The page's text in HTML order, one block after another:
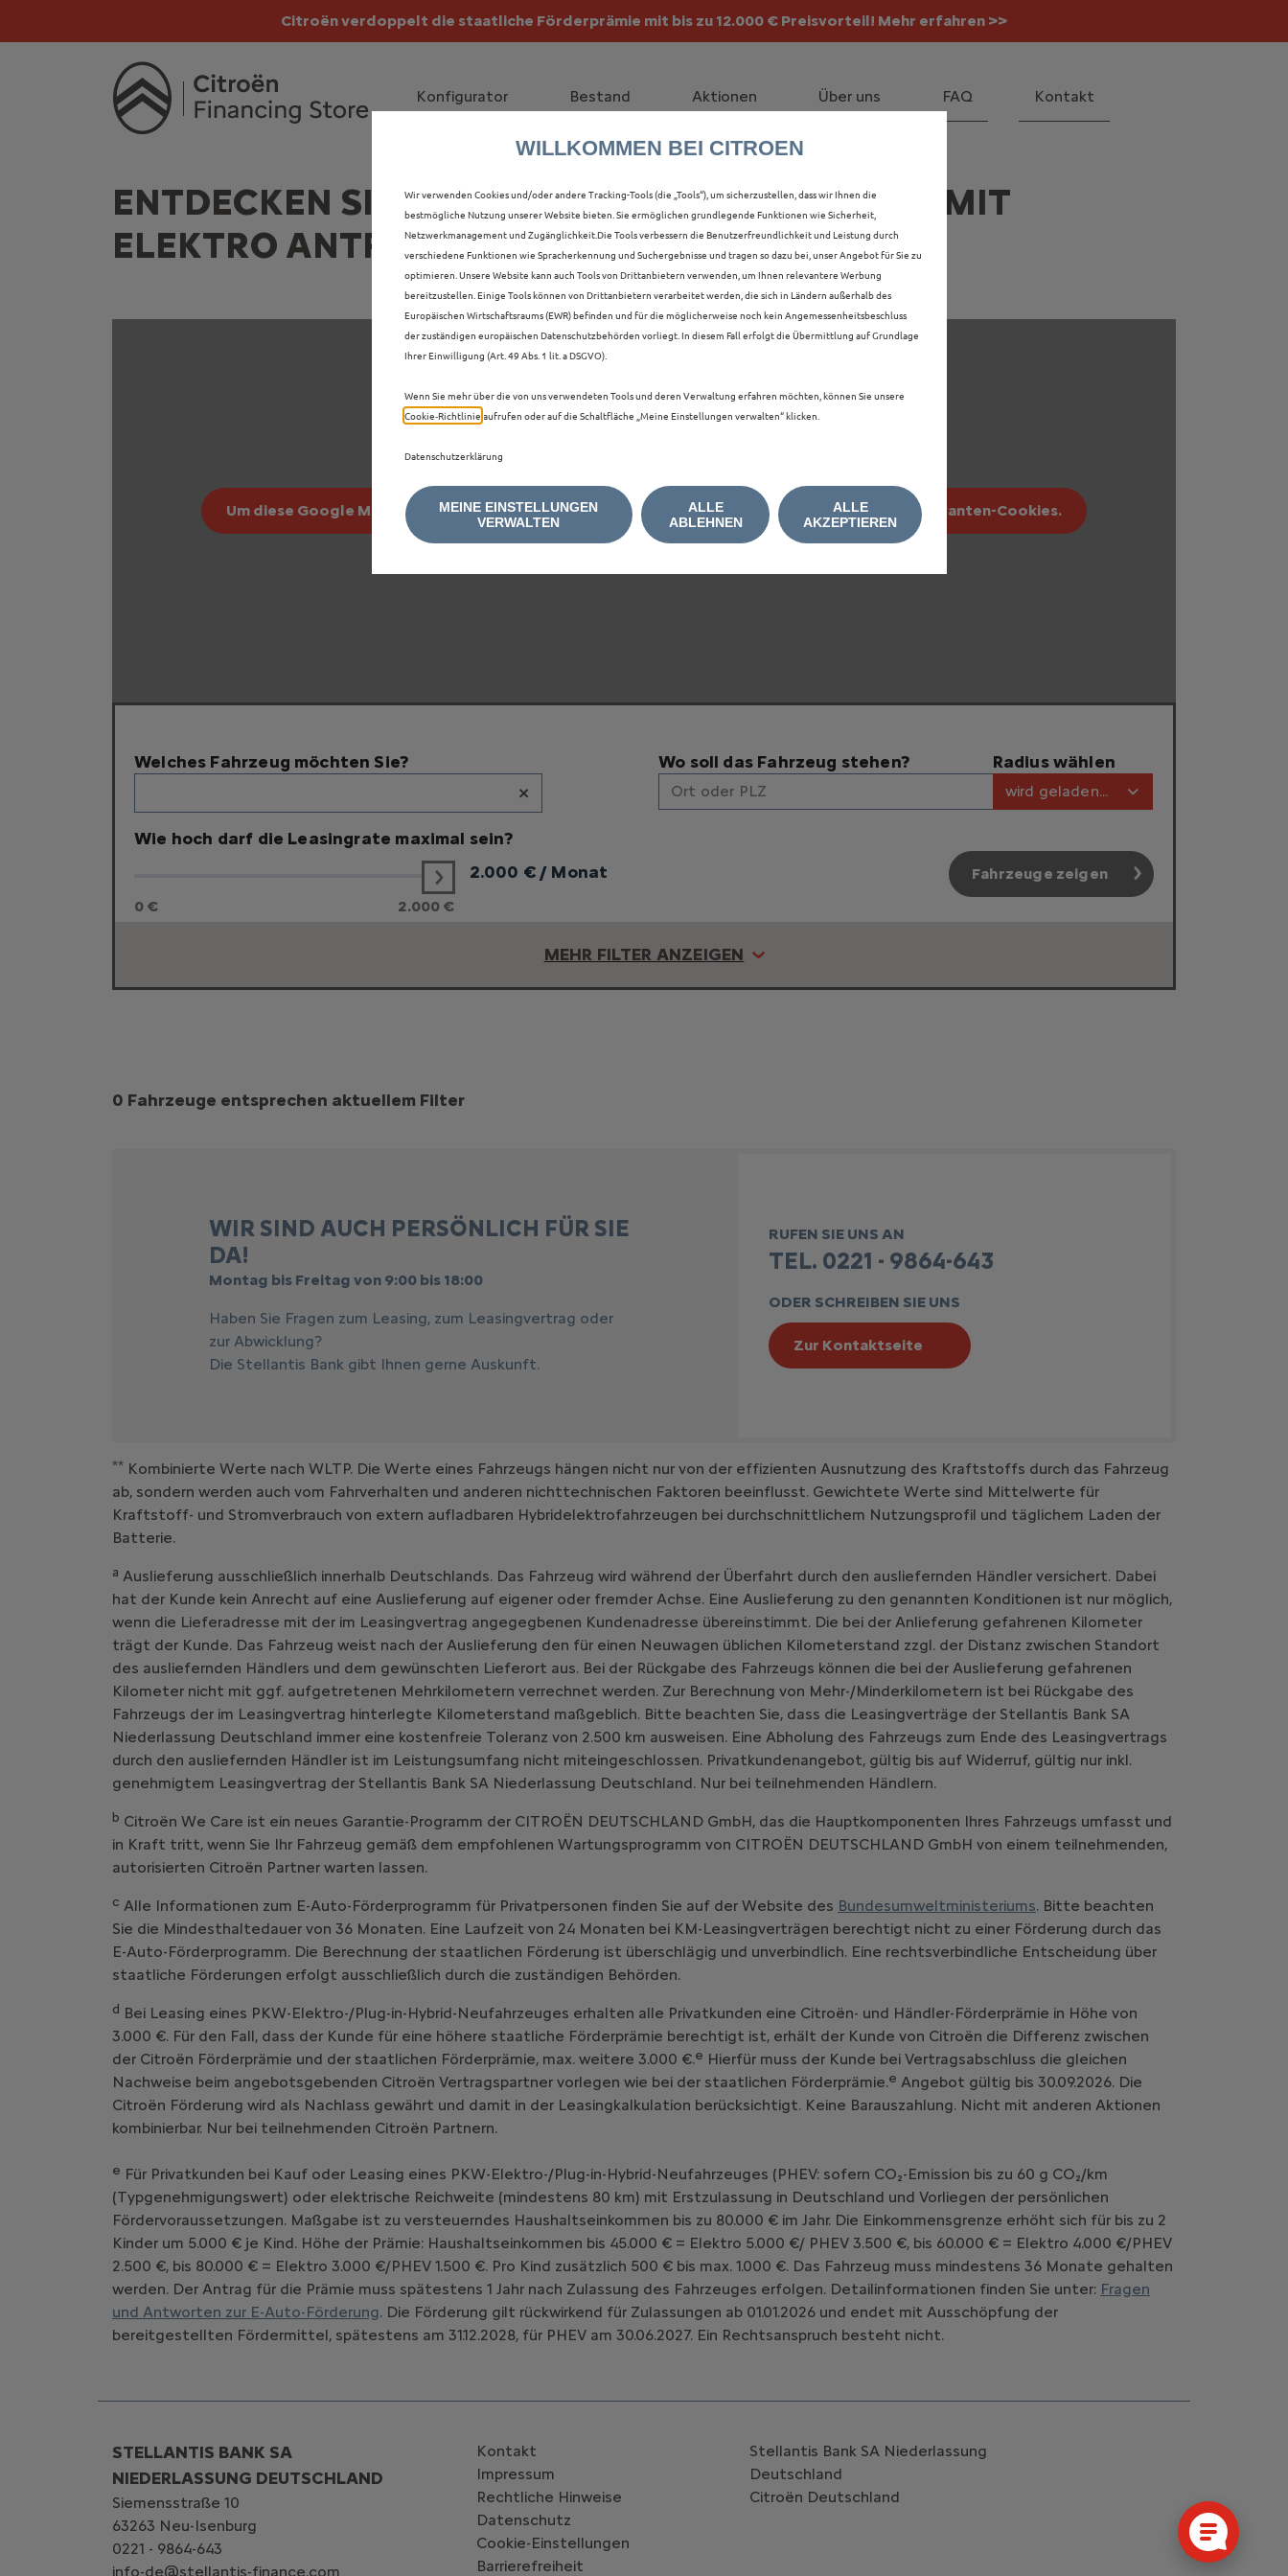
Citroën verdoppelt die staatliche Förderprämie mit bis zu 12.000 € Preisvorteil! Mehr erfahren >>
Citroën verdoppelt die Förderprämie - 3.000 € Grundförderung für jeden! Mehr erfahren >>
Konfigurator Bestand Aktionen Über uns FAQ Kontakt
ENTDECKEN SIE ALLE Ë-C4 X VORFÜHRWAGEN MIT
ELEKTRO ANTRIEB IN GÖPPINGEN
Um diese Google Maps-Karte anzuzeigen, akzeptieren Sie bitte die für Marketing/Werbung relevanten-Cookies.
Welches Fahrzeug möchten Sie?
×
Wo soll das Fahrzeug stehen?
Ort oder PLZ
Radius wählen
wird geladen...
Wie hoch darf die Leasingrate maximal sein?
0 € 2.000 €
2.000 € / Monat Fahrzeuge zeigen
MEHR FILTER ANZEIGEN
Suchergebnisse
0 Fahrzeuge entsprechen aktuellem Filter
WIR SIND AUCH PERSÖNLICH FÜR SIE
DA!
Montag bis Freitag von 9:00 bis 18:00
Haben Sie Fragen zum Leasing, zum Leasingvertrag oder
zur Abwicklung?
Die Stellantis Bank gibt Ihnen gerne Auskunft.
RUFEN SIE UNS AN
TEL. 0221 - 9864-643
ODER SCHREIBEN SIE UNS
Zur Kontaktseite
** Kombinierte Werte nach WLTP. Die Werte eines Fahrzeugs hängen nicht nur von der effizienten Ausnutzung des Kraftstoffs durch das Fahrzeug
ab, sondern werden auch vom Fahrverhalten und anderen nichttechnischen Faktoren beeinflusst. Gewichtete Werte sind Mittelwerte für
Kraftstoff- und Stromverbrauch von extern aufladbaren Hybridelektrofahrzeugen bei durchschnittlichem Nutzungsprofil und täglichem Laden der
Batterie.
a Auslieferung ausschließlich innerhalb Deutschlands. Das Fahrzeug wird während der Überfahrt durch den ausliefernden Händler versichert. Dabei
hat der Kunde kein Anrecht auf eine Auslieferung auf eigener oder fremder Achse. Eine Auslieferung zu den genannten Konditionen ist nur möglich,
wenn die Lieferadresse mit der im Leasingvertrag angegegbenen Kundenadresse übereinstimmt. Die bei der Anlieferung gefahrenen Kilometer
trägt der Kunde. Das Fahrzeug weist nach der Auslieferung den für einen Neuwagen üblichen Kilometerstand zzgl. der Distanz zwischen Standort
des ausliefernden Händlers und dem gewünschten Lieferort aus. Bei der Rückgabe des Fahrzeugs können die bei der Auslieferung gefahrenen
Kilometer nicht mit ggf. aufgetretenen Mehrkilometern verrechnet werden. Zur Berechnung von Mehr-/Minderkilometern ist bei Rückgabe des
Fahrzeugs der im Leasingvertrag hinterlegte Kilometerstand maßgeblich. Bitte beachten Sie, dass die Leasingverträge der Stellantis Bank SA
Niederlassung Deutschland immer eine kostenfreie Toleranz von 2.500 km ausweisen. Eine Abholung des Fahrzeugs zum Ende des Leasingvertrags
durch den ausliefernden Händler ist im Leistungsumfang nicht miteingeschlossen. Privatkundenangebot, gültig bis auf Widerruf, gültig nur inkl.
genehmigtem Leasingvertrag der Stellantis Bank SA Niederlassung Deutschland. Nur bei teilnehmenden Händlern.
b Citroën We Care ist ein neues Garantie-Programm der CITROËN DEUTSCHLAND GmbH, das die Hauptkomponenten Ihres Fahrzeugs umfasst und
in Kraft tritt, wenn Sie Ihr Fahrzeug gemäß dem empfohlenen Wartungsprogramm von CITROËN DEUTSCHLAND GmbH von einem teilnehmenden,
autorisierten Citroën Partner warten lassen.
c Alle Informationen zum E-Auto-Förderprogramm für Privatpersonen finden Sie auf der Website des Bundesumweltministeriums. Bitte beachten
Sie die Mindesthaltedauer von 36 Monaten. Eine Laufzeit von 24 Monaten bei KM-Leasingverträgen berechtigt nicht zu einer Förderung durch das
E-Auto-Förderprogramm. Die Berechnung der staatlichen Förderung ist überschlägig und unverbindlich. Eine rechtsverbindliche Entscheidung über
staatliche Förderungen erfolgt ausschließlich durch die zuständigen Behörden.
d Bei Leasing eines PKW-Elektro-/Plug-in-Hybrid-Neufahrzeuges erhalten alle Privatkunden eine Citroën- und Händler-Förderprämie in Höhe von
3.000 €. Für den Fall, dass der Kunde für eine höhere staatliche Förderprämie berechtigt ist, erhält der Kunde von Citroën die Differenz zwischen
der Citroën Förderprämie und der staatlichen Förderprämie, max. weitere 3.000 €.e Hierfür muss der Kunde bei Vertragsabschluss die gleichen
Nachweise beim angebotsgebenden Citroën Vertragspartner vorlegen wie bei der staatlichen Förderprämie.e Angebot gültig bis 30.09.2026. Die
Citroën Förderung wird als Nachlass gewährt und damit in der Leasingkalkulation berücksichtigt. Keine Barauszahlung. Nicht mit anderen Aktionen
kombinierbar. Nur bei teilnehmenden Citroën Partnern.
e Für Privatkunden bei Kauf oder Leasing eines PKW-Elektro-/Plug-in-Hybrid-Neufahrzeuges (PHEV: sofern CO₂-Emission bis zu 60 g CO₂/km
(Typgenehmigungswert) oder elektrische Reichweite (mindestens 80 km) mit Erstzulassung in Deutschland und Vorliegen der persönlichen
Fördervoraussetzungen. Maßgabe ist zu versteuerndes Haushaltseinkommen bis zu 80.000 € im Jahr. Die Einkommensgrenze erhöht sich für bis zu 2
Kinder um 5.000 € je Kind. Höhe der Prämie: Haushaltseinkommen bis 45.000 € = Elektro 5.000 €/ PHEV 3.500 €, bis 60.000 € = Elektro 4.000 €/PHEV
2.500 €, bis 80.000 € = Elektro 3.000 €/PHEV 1.500 €. Pro Kind zusätzlich 500 € bis max. 1.000 €. Das Fahrzeug muss mindestens 36 Monate gehalten
werden. Der Antrag für die Prämie muss spätestens 1 Jahr nach Zulassung des Fahrzeuges erfolgen. Detailinformationen finden Sie unter: Fragen
und Antworten zur E-Auto-Förderung. Die Förderung gilt rückwirkend für Zulassungen ab 01.01.2026 und endet mit Ausschöpfung der
bereitgestellten Fördermittel, spätestens am 31.12.2028, für PHEV am 30.06.2027. Ein Rechtsanspruch besteht nicht.
STELLANTIS BANK SA
NIEDERLASSUNG DEUTSCHLAND
Siemensstraße 10
63263 Neu-Isenburg
0221 - 9864-643
info-de@stellantis-finance.com
Kontakt
Impressum
Rechtliche Hinweise
Datenschutz
Cookie-Einstellungen
Barrierefreiheit
Stellantis Bank SA Niederlassung
Deutschland
Citroën‎ Deutschland
WILLKOMMEN BEI CITROEN
Wir verwenden Cookies und/oder andere Tracking-Tools (die „Tools“), um sicherzustellen, dass wir Ihnen die
bestmögliche Nutzung unserer Website bieten. Sie ermöglichen grundlegende Funktionen wie Sicherheit,
Netzwerkmanagement und Zugänglichkeit.Die Tools verbessern die Benutzerfreundlichkeit und Leistung durch
verschiedene Funktionen wie Spracherkennung und Suchergebnisse und tragen so dazu bei, unser Angebot für Sie zu
optimieren. Unsere Website kann auch Tools von Drittanbietern verwenden, um Ihnen relevantere Werbung
bereitzustellen. Einige Tools können von Drittanbietern verarbeitet werden, die sich in Ländern außerhalb des
Europäischen Wirtschaftsraums (EWR) befinden und für die möglicherweise noch kein Angemessenheitsbeschluss
der zuständigen europäischen Datenschutzbehörden vorliegt. In diesem Fall erfolgt die Übermittlung auf Grundlage
Ihrer Einwilligung (Art. 49 Abs. 1 lit. a DSGVO).
Wenn Sie mehr über die von uns verwendeten Tools und deren Verwaltung erfahren möchten, können Sie unsere
Cookie‑Richtlinie aufrufen oder auf die Schaltfläche „Meine Einstellungen verwalten“ klicken.
Datenschutzerklärung
MEINE EINSTELLUNGEN
VERWALTEN
ALLE
AKZEPTIEREN
ALLE
ABLEHNEN